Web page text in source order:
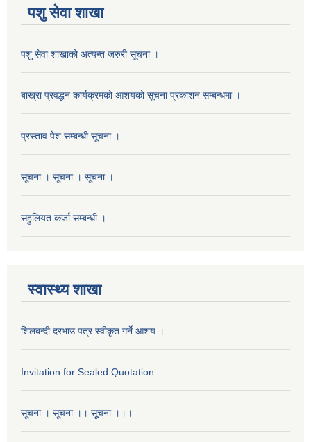
पशु सेवा शाखा
पशु सेवा शाखाको अत्यन्त जरुरी सूचना ।
बाख्रा प्रवद्धन कार्यक्रमको आशयको सूचना प्रकाशन सम्बन्धमा ।
प्रस्ताव पेश सम्बन्धी सूचना ।
सूचना । सूचना । सूचना ।
सहुलियत कर्जा सम्बन्धी ।
स्वास्थ्य शाखा
शिलबन्दी दरभाउ पत्र स्वीकृत गर्ने आशय ।
Invitation for Sealed Quotation
सूचना । सूचना ।। सूूचना ।।।